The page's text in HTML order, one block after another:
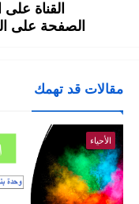
القناة على
الصفحة على
مقالات قد تهمك
الأحياء